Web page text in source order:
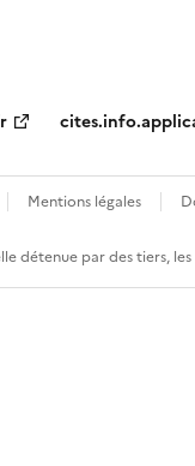
Mentions légales
détenue par des tiers,